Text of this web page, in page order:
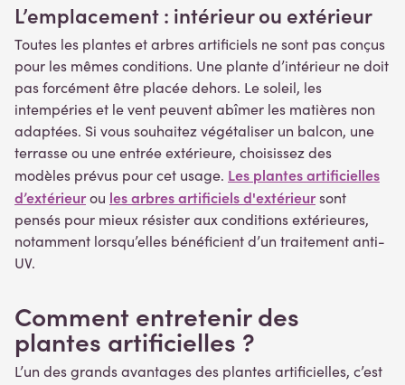
L’emplacement : intérieur ou extérieur
Toutes les plantes et arbres artificiels ne sont pas conçus
pour les mêmes conditions. Une plante d’intérieur ne doit
pas forcément être placée dehors. Le soleil, les
intempéries et le vent peuvent abîmer les matières non
adaptées. Si vous souhaitez végétaliser un balcon, une
terrasse ou une entrée extérieure, choisissez des
modèles prévus pour cet usage. Les plantes artificielles
d’extérieurou les arbres artificiels d'extérieursont
pensés pour mieux résister aux conditions extérieures,
notamment lorsqu’elles bénéficient d’un traitement anti-
UV.
Comment entretenir des
plantes artificielles ?
L’un des grands avantages des plantes artificielles, c’est